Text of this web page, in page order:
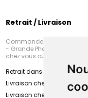
Retrait / Livraison
Commandez en ligne et
- Grande Pharmacie
chez vous ou en point retrait
Retrait dans la pharmacie
Livraison chez vous
Livraison chez votre